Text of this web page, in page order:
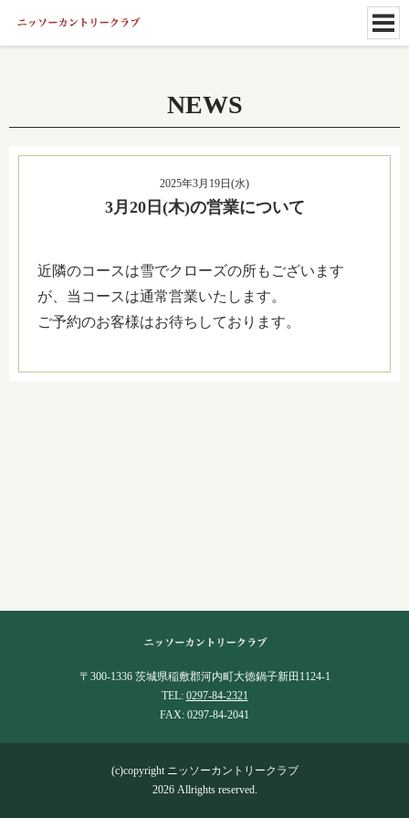
NEWS
2025年3月19日(水)
3月20日(木)の営業について
近隣のコースは雪でクローズの所もございます
が、当コースは通常営業いたします。
ご予約のお客様はお待ちしております。
〒300-1336 茨城県稲敷郡河内町大徳鍋子新田1124-1
TEL: 0297-84-2321
FAX: 0297-84-2041
(c)copyright ニッソーカントリークラブ
2026 Allrights reserved.